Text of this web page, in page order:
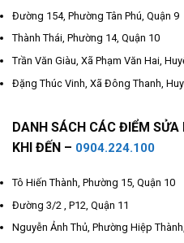
Đường 154, Phường Tân Phú, Quận 9
Thành Thái, Phường 14, Quận 10
Trần Văn Giàu, Xã Phạm Văn Hai,
Đặng Thúc Vinh, Xã Đông Thanh,
DANH SÁCH CÁC ĐIỂM SỬA
KHI ĐẾN – 0904.224.100
Tô Hiến Thành, Phường 15, Quận 10
Đường 3/2 , P12, Quận 11
Nguyễn Ảnh Thủ, Phường Hiệp